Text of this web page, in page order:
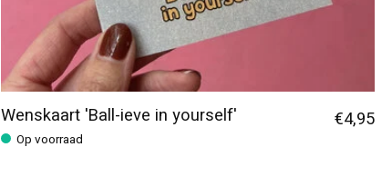
Wenskaart 'Ball-ieve in yourself'
Op voorraad
€4,95